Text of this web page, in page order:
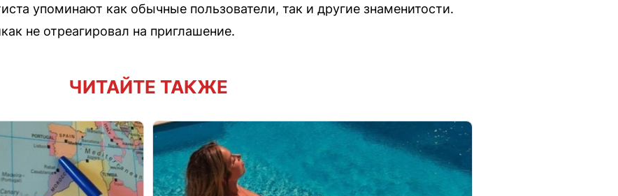
упоминают как обычные пользователи, так и другие знаменитости.
не отреагировал на приглашение.
ЧИТАЙТЕ ТАКЖЕ